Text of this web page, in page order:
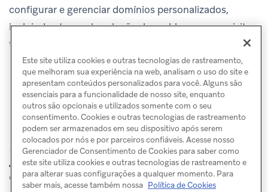
configurar e gerenciar domínios personalizados,
incluindo etapas de solução de problemas e requisitos
técnicos,
ANTERIOREncurtamento
de links
PRÓXIMO
Processamento de
palavras-chave
Este site utiliza cookies e outras tecnologias de rastreamento,
que melhoram sua experiência na web, analisam o uso do site e
apresentam conteúdos personalizados para você. Alguns são
essenciais para a funcionalidade de nosso site, enquanto
outros são opcionais e utilizados somente com o seu
consentimento. Cookies e outras tecnologias de rastreamento
podem ser armazenados em seu dispositivo após serem
colocados por nós e por parceiros confiáveis. Acesse nosso
Gerenciador de Consentimento de Cookies para saber como
este site utiliza cookies e outras tecnologias de rastreamento e
para alterar suas configurações a qualquer momento. Para
saber mais, acesse também nossa Política de Cookies